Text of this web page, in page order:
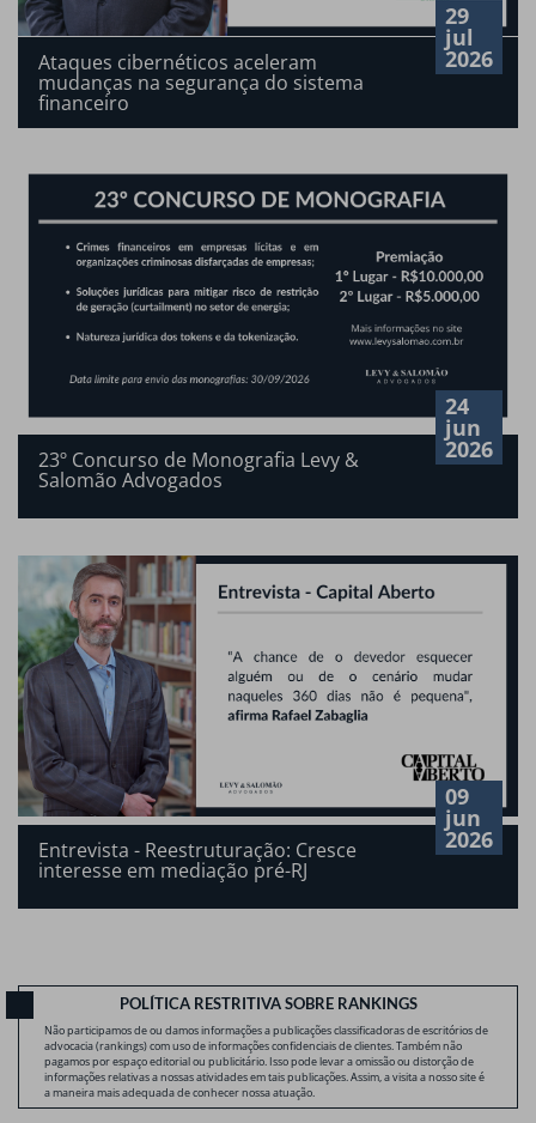
29
jul
2026
Ataques cibernéticos aceleram
mudanças na segurança do sistema
financeiro
24
jun
2026
23º Concurso de Monografia Levy &
Salomão Advogados
09
jun
2026
Entrevista - Reestruturação: Cresce
interesse em mediação pré-RJ
POLÍTICA RESTRITIVA SOBRE RANKINGS
Não participamos de ou damos informações a publicações classificadoras de escritórios de
advocacia (rankings) com uso de informações confidenciais de clientes. Também não
pagamos por espaço editorial ou publicitário. Isso pode levar a omissão ou distorção de
informações relativas a nossas atividades em tais publicações. Assim, a visita a nosso site é
a maneira mais adequada de conhecer nossa atuação.